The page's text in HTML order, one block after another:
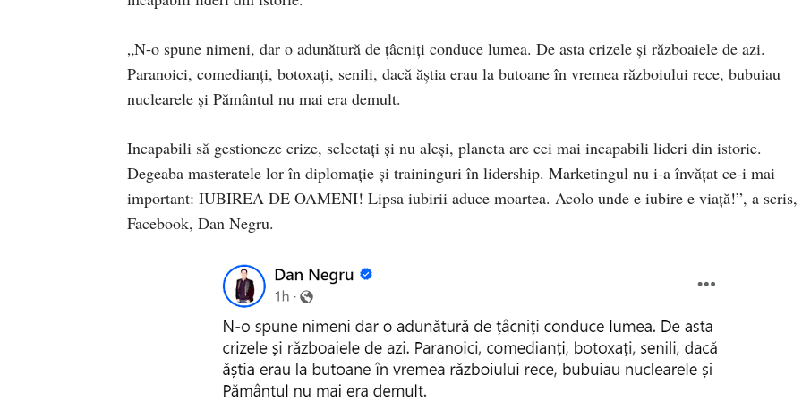
„N-o spune nimeni, dar o adunătură de țâcniți conduce lumea. De asta crizele și războaiele de azi.
Paranoici, comedianți, botoxați, senili, dacă ăștia erau la butoane în vremea războiului rece, bubuiau
nuclearele și Pământul nu mai era demult.
Incapabili să gestioneze crize, selectați și nu aleși, planeta are cei mai incapabili lideri din istorie.
Degeaba masteratele lor în diplomație și traininguri în lidership. Marketingul nu i-a învățat ce-i mai
important: IUBIREA DE OAMENI! Lipsa iubirii aduce moartea. Acolo unde e iubire e viață!”, a scris,
Facebook, Dan Negru.